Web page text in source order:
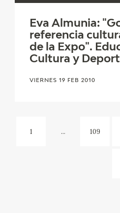
Eva Almunia:
referencia
de la Expo".
Cultura y
VIERNES 19 FEB 2010
1 ... 109